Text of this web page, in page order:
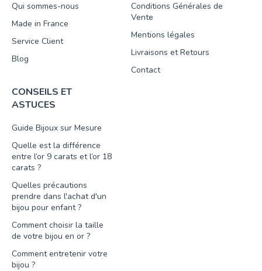
Qui sommes-nous
Made in France
Service Client
Blog
Conditions Générales de
Vente
Mentions légales
Livraisons et Retours
Contact
CONSEILS ET
ASTUCES
Guide Bijoux sur Mesure
Quelle est la différence
entre l’or 9 carats et l’or 18
carats ?
Quelles précautions
prendre dans l'achat d'un
bijou pour enfant ?
Comment choisir la taille
de votre bijou en or ?
Comment entretenir votre
bijou ?